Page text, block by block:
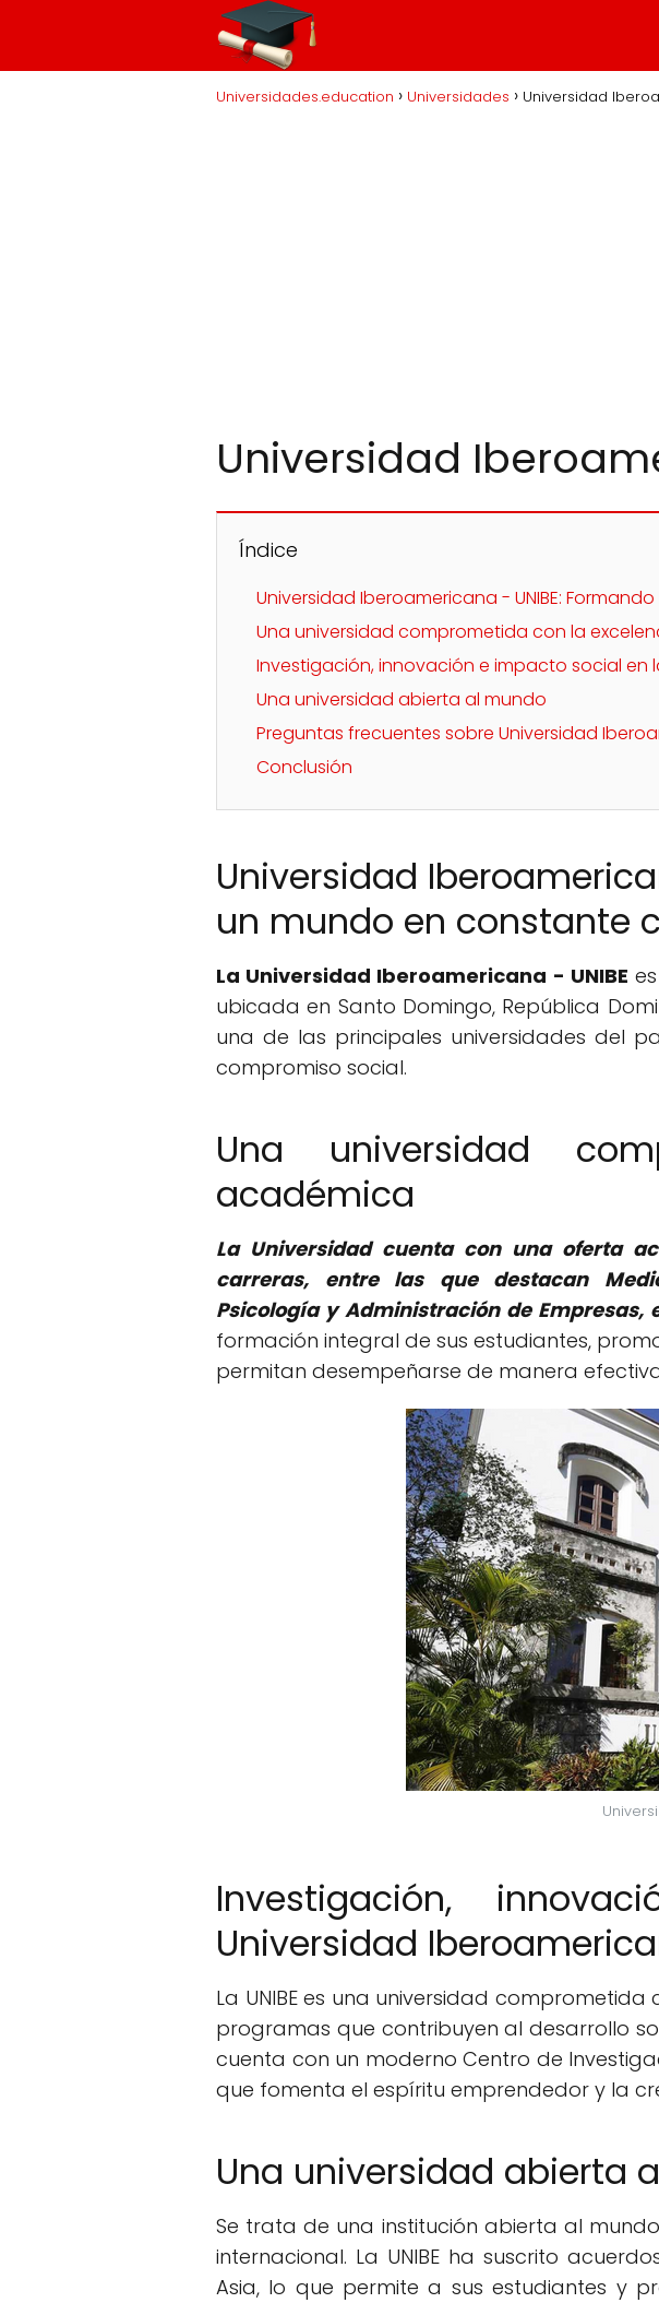
Universidades.education Universidades Universidad
Universidad
Índice
Universidad Iberoamericana - UNIBE:
Una universidad comprometida con la
Investigación, innovación e impacto social en
Una universidad abierta al mundo
Preguntas frecuentes sobre Universidad
Conclusión
Universidad
un mundo en constante
La Universidad Iberoamericana - UNIBE
ubicada en Santo Domingo, República
una de las principales universidades del
compromiso social.
Una universidad
académica
La Universidad cuenta con una oferta
carreras, entre las que destacan
Psicología y Administración de Empresas,
formación integral de sus estudiantes,
permitan desempeñarse de manera
Investigación,
Universidad
La UNIBE es una universidad
programas que contribuyen al desarrollo
cuenta con un moderno Centro de
que fomenta el espíritu emprendedor y la
Una universidad abierta
Se trata de una institución abierta al
internacional. La UNIBE ha suscrito
Asia, lo que permite a sus estudiantes y